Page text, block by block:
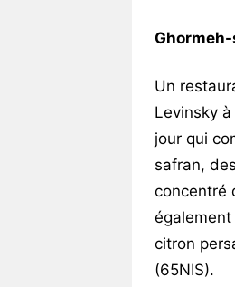
Un
Levinsky
jour qui
safran,
concentré
citron
(65NIS).